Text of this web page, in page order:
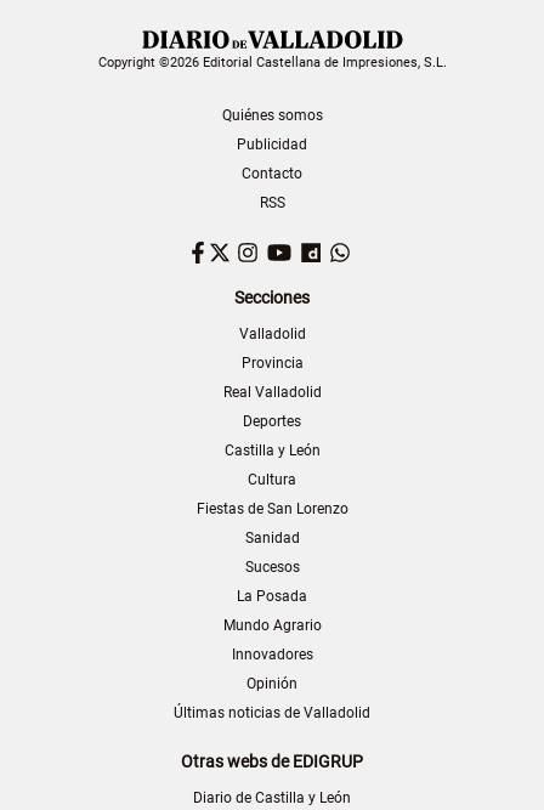
Copyright ©2026 Editorial Castellana de Impresiones, S.L.
Quiénes somos
Publicidad
Contacto
RSS
Facebook
TwitterInstagram
YouTubeDailymotion
Secciones
Valladolid
Provincia
Real Valladolid
Deportes
Castilla y León
Cultura
Fiestas de San Lorenzo
Sanidad
Sucesos
La Posada
Mundo Agrario
Innovadores
Opinión
Últimas noticias de Valladolid
Otras webs de EDIGRUP
Diario de Castilla y León